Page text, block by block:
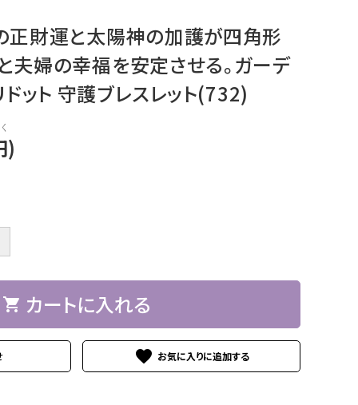
正財運と太陽神の加護が四角形
夫婦の幸福を安定させる。ガーデ
ット 守護ブレスレット(732)
)
shopping_cart カートに入れる
favorite